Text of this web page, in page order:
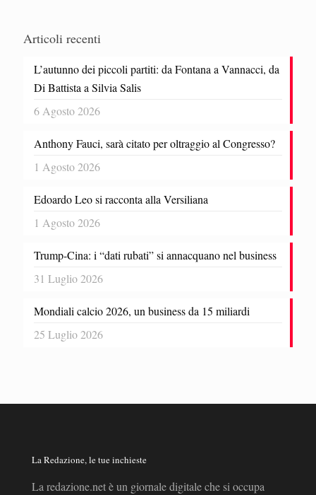
Articoli recenti
L’autunno dei piccoli partiti: da Fontana a Vannacci, da
Di Battista a Silvia Salis
6 Agosto 2026
Anthony Fauci, sarà citato per oltraggio al Congresso?
1 Agosto 2026
Edoardo Leo si racconta alla Versiliana
1 Agosto 2026
Trump-Cina: i “dati rubati” si annacquano nel business
31 Luglio 2026
Mondiali calcio 2026, un business da 15 miliardi
25 Luglio 2026
La Redazione, le tue inchieste
La redazione.net è un giornale digitale che si occupa